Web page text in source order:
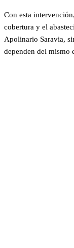
Con esta
cobertura y el
Apolinario Saravia,
dependen del mismo